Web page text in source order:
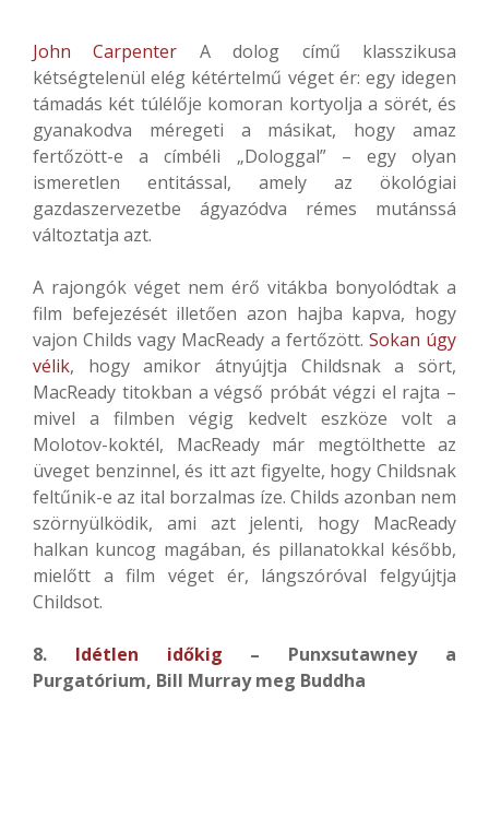
John Carpenter A dolog című klasszikusa
kétségtelenül elég kétértelmű véget ér: egy idegen
támadás két túlélője komoran kortyolja a sörét, és
gyanakodva méregeti a másikat, hogy amaz
fertőzött-e a címbéli „Dologgal” – egy olyan
ismeretlen entitással, amely az ökológiai
gazdaszervezetbe ágyazódva rémes mutánssá
változtatja azt.
A rajongók véget nem érő vitákba bonyolódtak a
film befejezését illetően azon hajba kapva, hogy
vajon Childs vagy MacReady a fertőzött. Sokan úgy
vélik, hogy amikor átnyújtja Childsnak a sört,
MacReady titokban a végső próbát végzi el rajta –
mivel a filmben végig kedvelt eszköze volt a
Molotov-koktél, MacReady már megtölthette az
üveget benzinnel, és itt azt figyelte, hogy Childsnak
feltűnik-e az ital borzalmas íze. Childs azonban nem
szörnyülködik, ami azt jelenti, hogy MacReady
halkan kuncog magában, és pillanatokkal később,
mielőtt a film véget ér, lángszóróval felgyújtja
Childsot.
8. Idétlen időkig – Punxsutawney a
Purgatórium, Bill Murray meg Buddha